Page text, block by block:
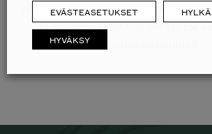
eivät ole esillä nettisivuillamme?
puhelimitse09 612 9440tai
EVÄSTEASETUKSET
HYVÄKSY